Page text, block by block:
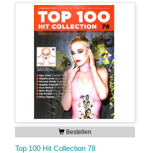
Bestellen
Top 100 Hit Collection 78